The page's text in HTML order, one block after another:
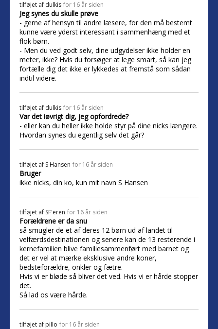
tilføjet af dulkis for 16 år siden
Jeg synes du skulle prøve
- gerne af hensyn til andre læsere, for den må bestemt
kunne være yderst interessant i sammenhæng med et
flok børn.
- Men du ved godt selv, dine udgydelser ikke holder en
meter, ikke? Hvis du forsøger at lege smart, så kan jeg
fortælle dig det ikke er lykkedes at fremstå som sådan
indtil videre.
tilføjet af dulkis for 16 år siden
Var det iøvrigt dig, jeg opfordrede?
- eller kan du heller ikke holde styr på dine nicks længere.
Hvordan synes du egentlig selv det går?
tilføjet af S Hansen for 16 år siden
Bruger
ikke nicks, din ko, kun mit navn S Hansen
tilføjet af SF'eren for 16 år siden
Forældrene er da snu
så smugler de et af deres 12 børn ud af landet til
velfærdsdestinationen og senere kan de 13 resterende i
kernefamilien blive familiesammenført med barnet og
det er vel at mærke eksklusive andre koner,
bedsteforældre, onkler og fætre.
Hvis vi er bløde så bliver det ved. Hvis vi er hårde stopper
det.
Så lad os være hårde.
tilføjet af pillo for 16 år siden